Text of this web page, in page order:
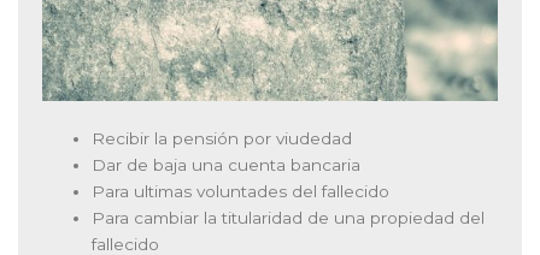
Recibir la pensión por viudedad
Dar de baja una cuenta bancaria
Para ultimas voluntades del fallecido
Para cambiar la titularidad de una propiedad del
fallecido